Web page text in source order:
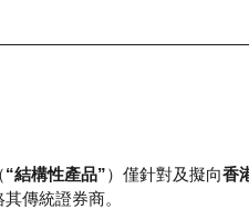
“結構性產品”）僅針對及擬向香
傳統證券商。